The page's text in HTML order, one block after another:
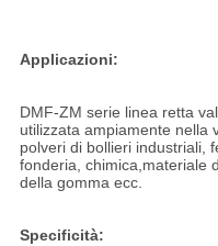
Applicazioni:
DMF-ZM serie linea retta
utilizzata ampiamente nella
polveri di bollieri industriali,
fonderia, chimica,materiale
della gomma ecc.
Specificità: